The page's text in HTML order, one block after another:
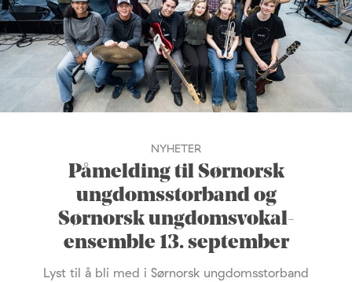
NYHETER
Påmelding til Sørnorsk
ungdomsstorband og
Sørnorsk ungdomsvokal-
ensemble 13. september
Lyst til å bli med i Sørnorsk ungdomsstorband